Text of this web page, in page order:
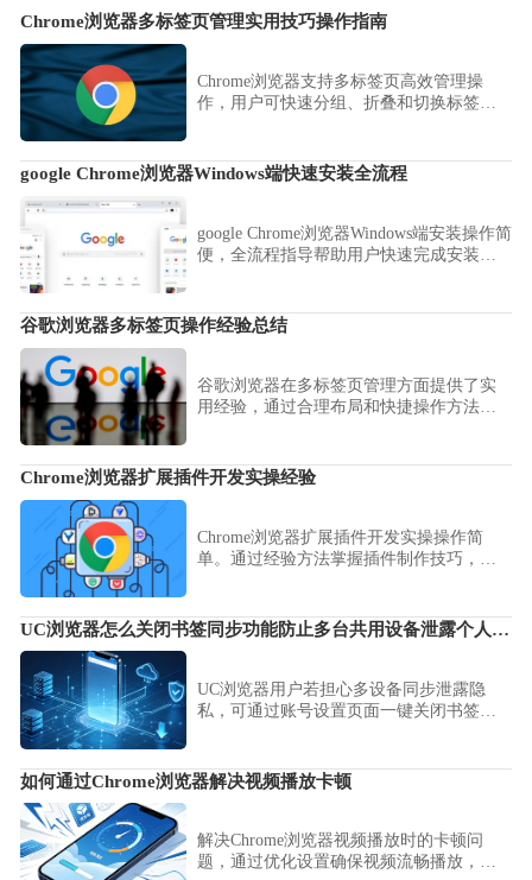
Chrome浏览器多标签页管理实用技巧操作指南
Chrome浏览器支持多标签页高效管理操
作，用户可快速分组、折叠和切换标签
览网页。
google Chrome浏览器Windows端快速安装全流程
google Chrome浏览器Windows端安装操作简
便，全流程指导帮助用户快速完成安装，
谷歌浏览器多标签页操作经验总结
谷歌浏览器在多标签页管理方面提供了实
用经验，通过合理布局和快捷操作方法，
Chrome浏览器扩展插件开发实操经验
Chrome浏览器扩展插件开发实操操作简
单。通过经验方法掌握插件制作技巧，实
UC浏览器怎么关闭书签同步功能防止多台共用设备泄露个人私密信息
UC浏览器用户若担心多设备同步泄露隐
私，可通过账号设置页面一键关闭书签同
级。
如何通过Chrome浏览器解决视频播放卡顿
解决Chrome浏览器视频播放时的卡顿问
题，通过优化设置确保视频流畅播放，提